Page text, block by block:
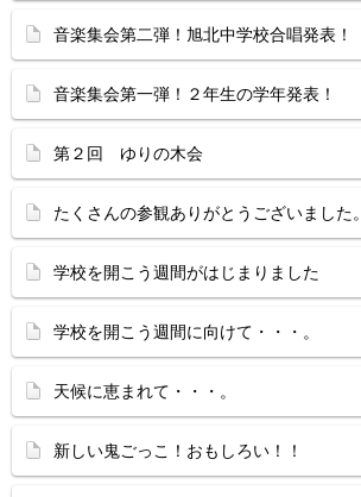
音楽集会第二弾！旭北中学校合唱発表！
音楽集会第一弾！２年生の学年発表！
第２回 ゆりの木会
たくさんの参観ありがとうございました。
学校を開こう週間がはじまりました
学校を開こう週間に向けて・・・。
天候に恵まれて・・・。
新しい鬼ごっこ！おもしろい！！